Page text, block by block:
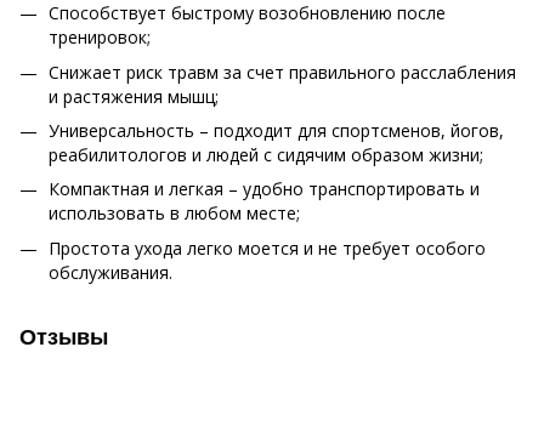
Способствует быстрому возобновлению после
тренировок;
Снижает риск травм за счет правильного расслабления
и растяжения мышц;
Универсальность – подходит для спортсменов, йогов,
реабилитологов и людей с сидячим образом жизни;
Компактная и легкая – удобно транспортировать и
использовать в любом месте;
Простота ухода легко моется и не требует особого
обслуживания.
Отзывы